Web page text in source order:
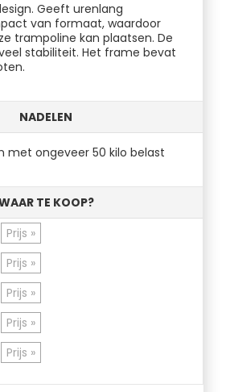
Geeft urenlang
van formaat, waardoor
trampoline kan plaatsen. De
stabiliteit. Het frame bevat
NADELEN
met ongeveer 50 kilo belast
TE KOOP?
Prijs »
Prijs »
Prijs »
Prijs »
Prijs »